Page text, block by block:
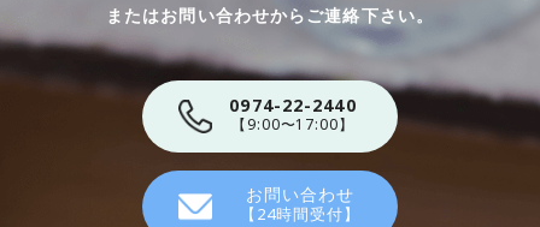
​​​​​​​またはお問い合わせからご連絡下さい。
0974-22-2440
【9:00〜17:00】
お問い合わせ
【24時間受付】